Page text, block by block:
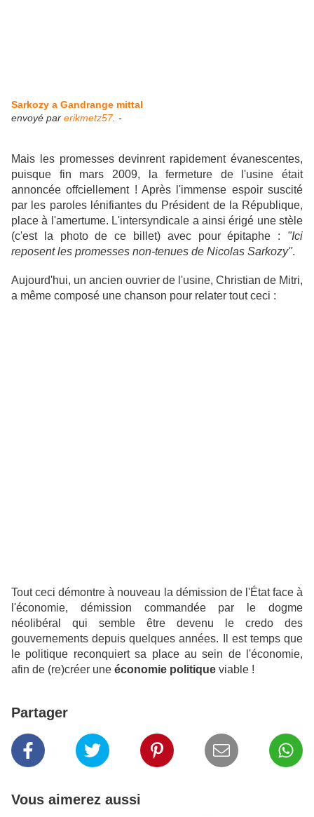
Sarkozy a Gandrange mittal
envoyé par erikmetz57. -
Mais les promesses devinrent rapidement évanescentes,
puisque fin mars 2009, la fermeture de l'usine était
annoncée offciellement ! Après l'immense espoir suscité
par les paroles lénifiantes du Président de la République,
place à l'amertume. L'intersyndicale a ainsi érigé une stèle
(c'est la photo de ce billet) avec pour épitaphe : "Ici
reposent les promesses non-tenues de Nicolas Sarkozy".
Aujourd'hui, un ancien ouvrier de l'usine, Christian de Mitri,
a même composé une chanson pour relater tout ceci :
Tout ceci démontre à nouveau la démission de l'État face à
l'économie, démission commandée par le dogme
néolibéral qui semble être devenu le credo des
gouvernements depuis quelques années. Il est temps que
le politique reconquiert sa place au sein de l'économie,
afin de (re)créer une économie politique viable !
Partager
Vous aimerez aussi